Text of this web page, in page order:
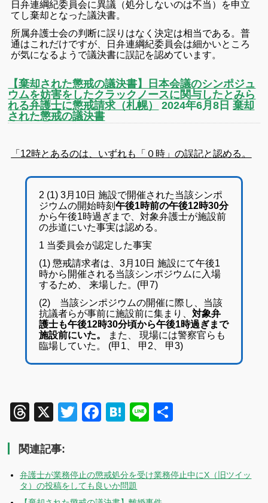
日弁連綱紀委員会に異議（処分しないのは不当）を申立
てし棄却となった議決書。
所属弁護士会の判断に誤りはなく決定は相当である。普
通はこれだけですが、日弁連綱紀委員会は細かいところ
が気になるようで議決書に誤記を認めています。
【棄却された懲戒の議決書】日本会議のシンポジュ
ウムを妨害をしたクラックノースに関与したとみら
れる弁護士に懲戒請求（札幌）
2024年6月8日 棄却
された懲戒の議決書
「12時とあるのは、いずれも「０時」の誤記と認める。
2 (1) 3月10日 施設で開催された当該シンポ
ジウムの開始時刻 午後1時前の午後12時30分
から午後1時過ぎまで、対象弁護士が施設前
の歩道にいた事実は認める。
1 当委員会が認定した事実
(1) 懲戒請求者は、3月10日 施設にて午後1
時から開催される当該シンポジウムに入場
するため、 来場した。(甲7)
(2) 当該シンポジウムの開催に際し、当該
抗議者らが事前に施設前に集まり、 対象弁
護士も午後12時30分頃から午後1時過ぎまで
施設前にいた。
また、 現場には警察官らも
臨場していた。 (甲1、 甲2、 甲3)
Threads
X Twitter
Facebook
Hatena
Line
関連記事:
弁護士が業務停止の懲戒処分を受け業務停止中にX（旧ツイッ
タ）の投稿をしても良いか問題